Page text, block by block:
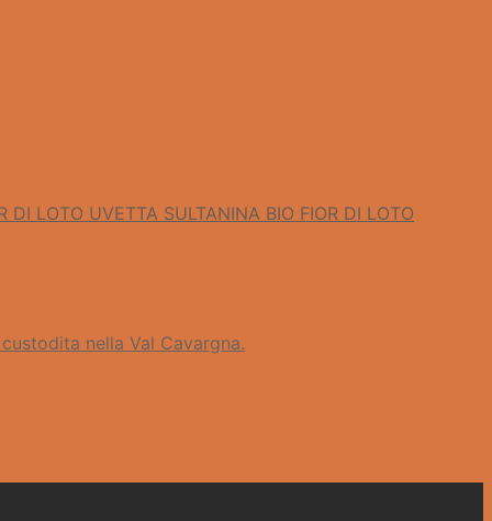
UVETTA SULTANINA BIO FIOR DI LOTO
nella Val Cavargna.